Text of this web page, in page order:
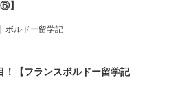
】
ボルドー留学記
！【フランスボルドー留学記